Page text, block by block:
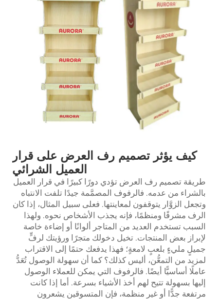
كيف يؤثر تصميم رف العرض على قرار
العميل الشرائي
طريقة تصميم رف العرض تؤدي دورًا كبيرًا في قرار العميل
بالشراء من عدمه. فالرفوف المصمَّمة جيدًا تلفت الانتباه
وتجعل الزوَّار يتوقفون لمعاينتها. فعلى سبيل المثال، إذا كان
الرف مشرقًا ومنظمًا، فإنه يجذب الأشخاص نحوه. ولهذا
السبب تستخدم العديد من المتاجر ألوانًا أو إضاءة خاصة
لإبراز بعض المنتجات. تخيل دخولك متجرًا ورؤيتك لرفٍّ
جميلٍ مليءٍ بلعبٍ لامعةٍ؛ فهذا يدفعك حتمًا إلى الاقتراب
لمزيد من التمعُّن، أليس كذلك؟ كما أن سهولة الوصول تُعَدُّ
عاملًا أساسيًّا أيضًا. فالرفوف التي يمكن للعملاء الوصول
إليها بسهولة تتيح لهم أخذ الأشياء بسرعة. أما إذا كانت
مرتفعة جدًّا أو غير منظمة، فإن المتسوقين يشعرون